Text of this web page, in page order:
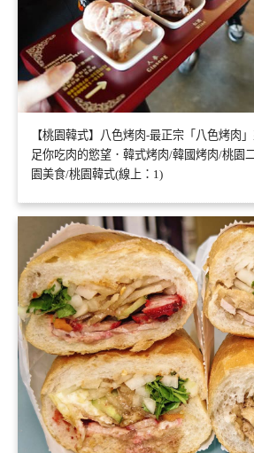
【桃園韓式】八色烤肉-最正宗「八色烤肉
足你吃肉的慾望．韓式烤肉/韓國烤肉/桃園
園美食/桃園韓式(線上：1)